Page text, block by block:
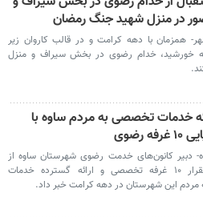
در منزل شهید جنگ رمضان
همزمان با دهه کرامت و در قالب کاروان زیر
خورشید، خدام رضوی در بخش سیراف و منزل
خدمات تخصصی به مردم ساوه با
رضوی
دبیر کانون‌های خدمت رضوی شهرستان ساوه از
استقرار ۱۰ غرفه تخصصی و ارائه گسترده خدمات
مردم این شهرستان در دهه کرامت خبر داد.